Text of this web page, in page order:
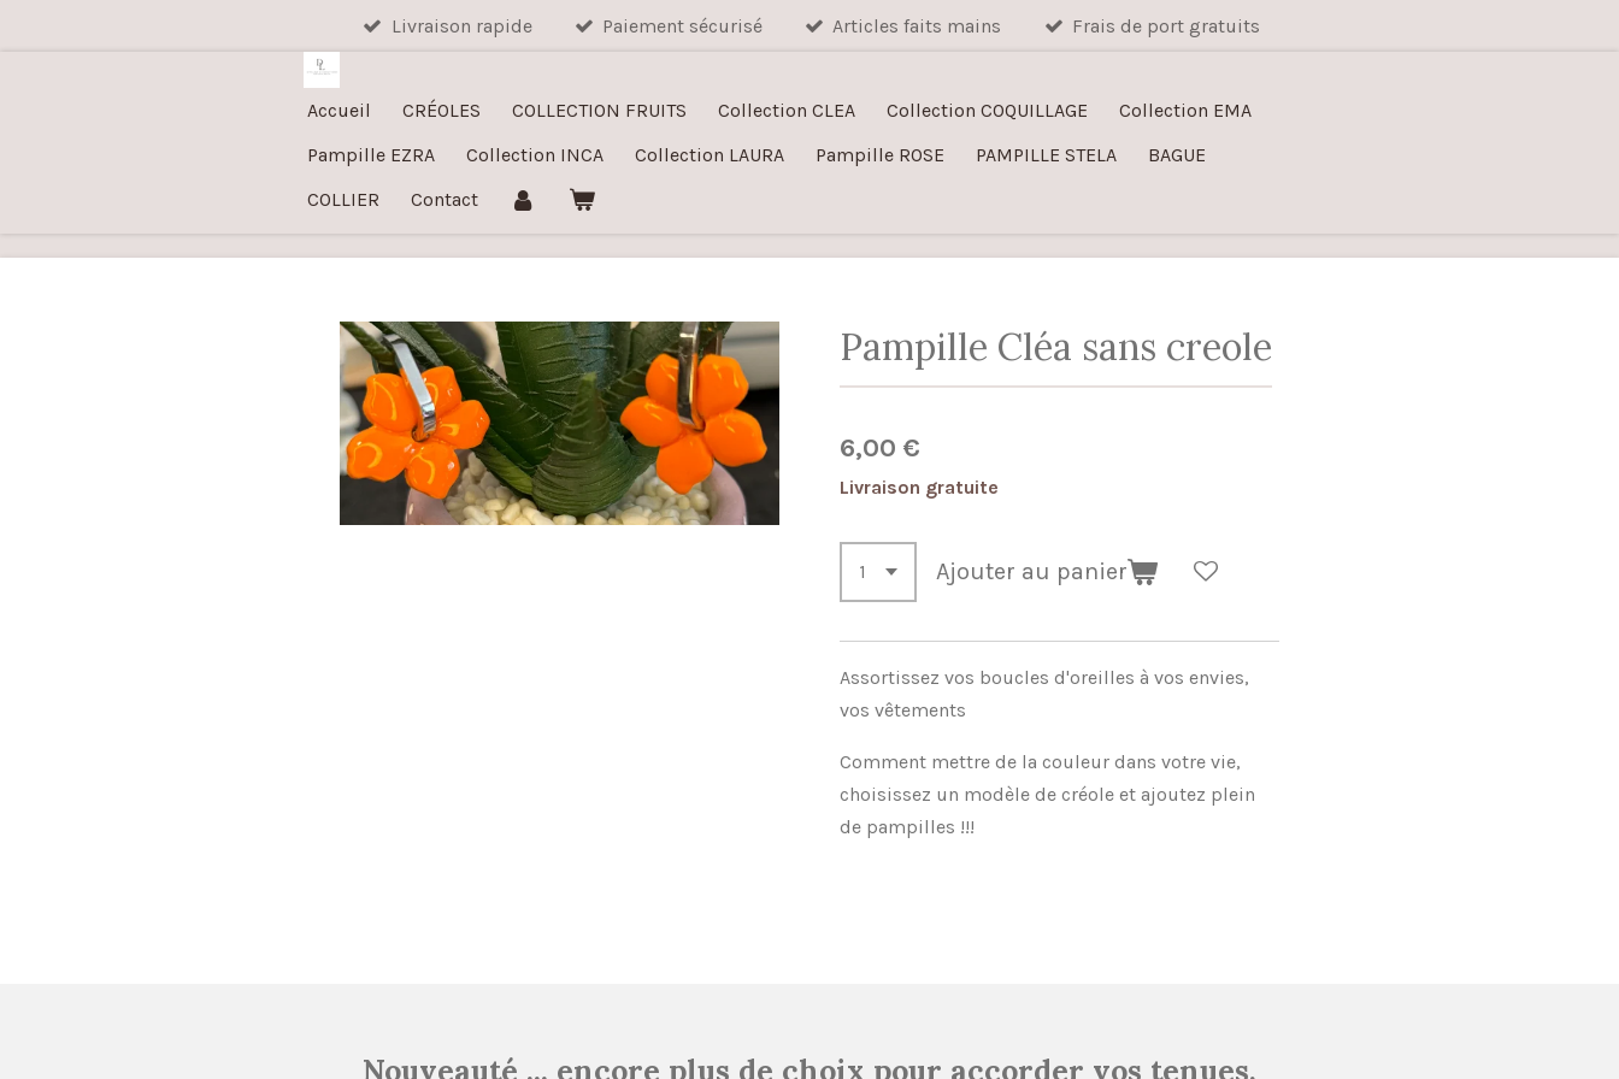
Livraison rapide Paiement sécurisé Articles faits mains Frais de port gratuits
Accueil CRÉOLES COLLECTION FRUITS Collection CLEA Collection COQUILLAGE
Collection EMA
Pampille EZRA
Collection INCA Collection LAURA Pampille ROSE PAMPILLE STELA
BAGUE
COLLIER
Contact
Pampille Cléa sans creole
6,00 €
Livraison gratuite
Ajouter au panier
Assortissez vos boucles d'oreilles à vos envies,
vos vêtements
Comment mettre de la couleur dans votre vie,
choisissez un modèle de créole et ajoutez plein
de pampilles !!!
Nouveauté ... encore plus de choix pour accorder vos tenues,